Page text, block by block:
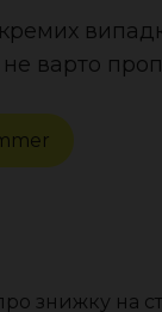
варто
знижку на